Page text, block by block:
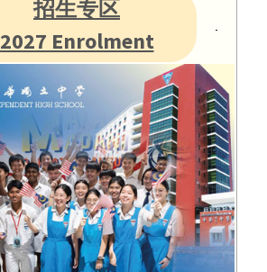
招生专区
2027 Enrolment